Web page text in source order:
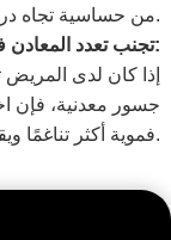
من حساسية تجاه درجات الحرارة الباردة أو الساخنة.
تجنب تعدد المعادن في الفم:
إذا كان لدى
جسور معدنية، فإن
فموية أكثر تناغمًا ويقلل من وجود أنواع مختلفة من المعادن.